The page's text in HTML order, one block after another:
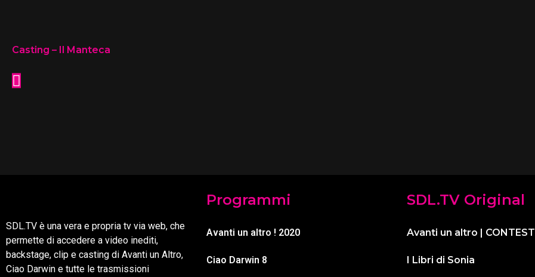
Casting – Il Manteca
SDL.TV è una vera e propria tv via web, che
permette di accedere a video inediti,
backstage, clip e casting di Avanti un Altro,
Ciao Darwin e tutte le trasmissioni
Programmi
Avanti un altro ! 2020
Ciao Darwin 8
SDL.TV Original
Avanti un altro | CONTEST
I Libri di Sonia